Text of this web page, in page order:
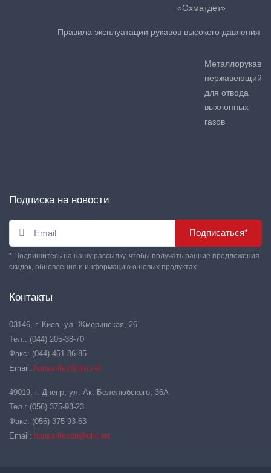
«Охматдет»
Правила эксплуатации рукавов высокого давления
Металлорукав
нержавеющий
для отвода
выхлопных
газов
Подписка на новости
Подписаться*
* Подпишитесь на нашу рассылку, чтобы получать ранние предложения
скидок, обновления и информацию о новых продуктах.
Контакты
03146, г. Киев, ул. Жмеринская, 26
Тел.: (044) 205-38-70
Факс: (044) 451-86-85
Email: hansa-flex@ukr.net
49019, г. Днепр, ул. Ак. Белелюбского, 36А
Тел.: (056) 375-93-23
Факс: (056) 375-93-63
Email: hansa-flexdn@ukr.net